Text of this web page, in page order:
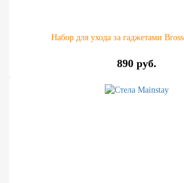
Набор для ухода за гаджетами
890 руб.